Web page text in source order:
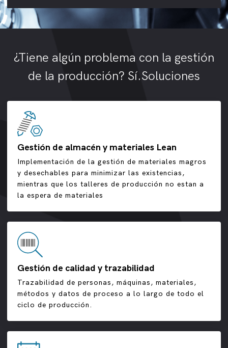
¿Tiene algún problema con la gestión
de la producción? Sí.Soluciones
Gestión de almacén y materiales Lean
Implementación de la gestión de materiales magros
y desechables para minimizar las existencias,
mientras que los talleres de producción no estan a
la espera de materiales
Gestión de calidad y trazabilidad
Trazabilidad de personas, máquinas, materiales,
métodos y datos de proceso a lo largo de todo el
ciclo de producción.